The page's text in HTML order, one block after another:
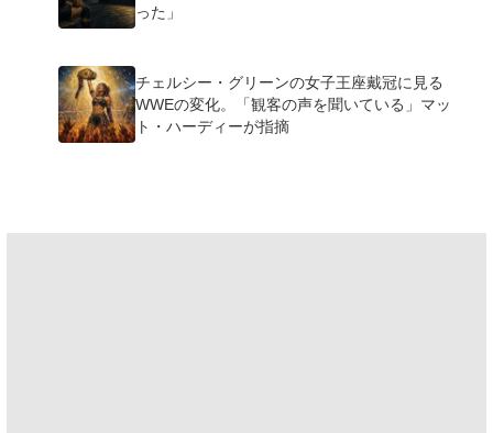
った」
チェルシー・グリーンの女子王座戴冠に見る
WWEの変化。「観客の声を聞いている」マッ
ト・ハーディーが指摘